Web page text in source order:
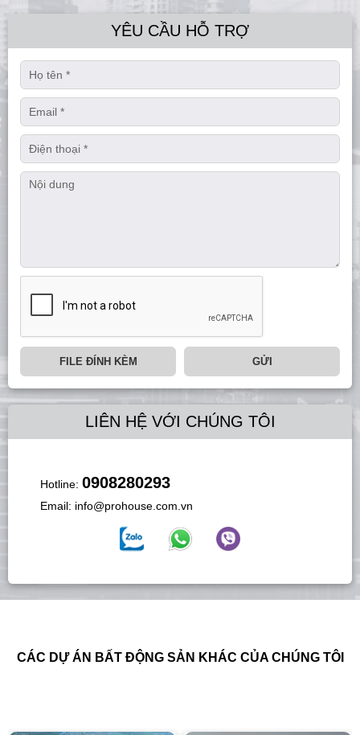
YÊU CẦU HỖ TRỢ
FILE ĐÍNH KÈM GỬI
LIÊN HỆ VỚI CHÚNG TÔI
Hotline: 0908280293
Email: info@prohouse.com.vn
CÁC DỰ ÁN BẤT ĐỘNG SẢN KHÁC CỦA CHÚNG TÔI